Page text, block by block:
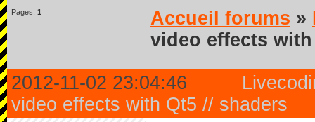
Pages: 1 Accueil forums »
video effects
2012-11-02 23:04:46
video effects with Qt5 // shaders